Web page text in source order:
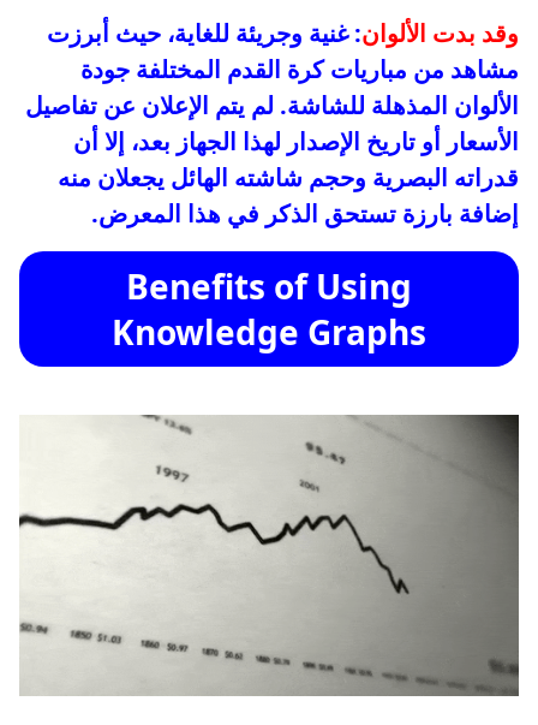
وقد بدت الألوان: غنية وجريئة للغاية، حيث أبرزت
مشاهد من مباريات كرة القدم المختلفة جودة
الألوان المذهلة للشاشة. لم يتم الإعلان عن تفاصيل
الأسعار أو تاريخ الإصدار لهذا الجهاز بعد، إلا أن
قدراته البصرية وحجم شاشته الهائل يجعلان منه
إضافة بارزة تستحق الذكر في هذا المعرض.
Benefits of Using
Knowledge Graphs